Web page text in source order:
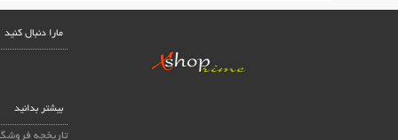
مارا دنبال کنید
بیشتر بدانید
تاریخچه